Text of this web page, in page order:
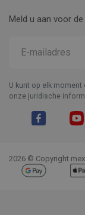
Meld u aan voor
U kunt op elk
onze juridische
2026 © Copyright